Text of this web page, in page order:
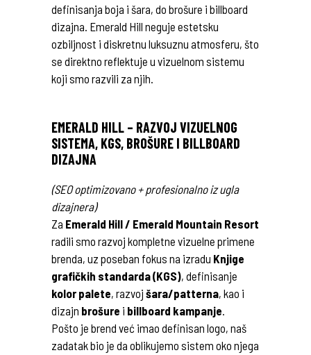
definisanja boja i šara, do brošure i billboard
dizajna. Emerald Hill neguje estetsku
ozbiljnost i diskretnu luksuznu atmosferu, što
se direktno reflektuje u vizuelnom sistemu
koji smo razvili za njih.
EMERALD HILL – RAZVOJ VIZUELNOG
SISTEMA, KGS, BROŠURE I BILLBOARD
DIZAJNA
(SEO optimizovano + profesionalno iz ugla
dizajnera)
Za Emerald Hill / Emerald Mountain Resort
radili smo razvoj kompletne vizuelne primene
brenda, uz poseban fokus na izradu Knjige
grafičkih standarda (KGS), definisanje
kolor palete, razvoj šara/patterna, kao i
dizajn brošure i billboard kampanje.
Pošto je brend već imao definisan logo, naš
zadatak bio je da oblikujemo sistem oko njega